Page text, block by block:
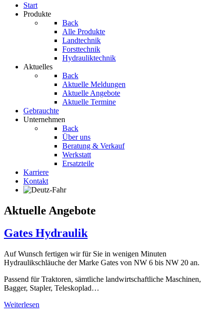
Start
Produkte
Back
Alle Produkte
Landtechnik
Forsttechnik
Hydrauliktechnik
Aktuelles
Back
Aktuelle Meldungen
Aktuelle Angebote
Aktuelle Termine
Gebrauchte
Unternehmen
Back
Über uns
Beratung & Verkauf
Werkstatt
Ersatzteile
Karriere
Kontakt
Aktuelle Angebote
Gates Hydraulik
Auf Wunsch fertigen wir für Sie in wenigen Minuten
Hydraulikschläuche der Marke Gates von NW 6 bis NW 20 an.
Passend für Traktoren, sämtliche landwirtschaftliche Maschinen,
Bagger, Stapler, Teleskoplad…
Weiterlesen